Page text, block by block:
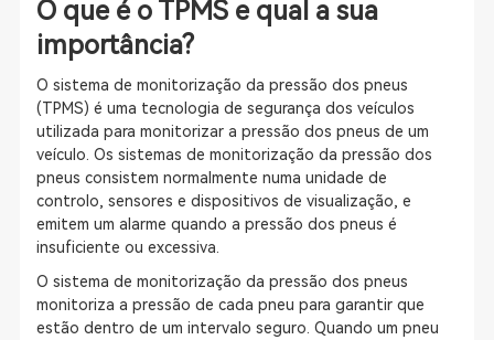
O que é o TPMS e qual a sua
importância?
O sistema de monitorização da pressão dos pneus
(TPMS) é uma tecnologia de segurança dos veículos
utilizada para monitorizar a pressão dos pneus de um
veículo. Os sistemas de monitorização da pressão dos
pneus consistem normalmente numa unidade de
controlo, sensores e dispositivos de visualização, e
emitem um alarme quando a pressão dos pneus é
insuficiente ou excessiva.
O sistema de monitorização da pressão dos pneus
monitoriza a pressão de cada pneu para garantir que
estão dentro de um intervalo seguro. Quando um pneu